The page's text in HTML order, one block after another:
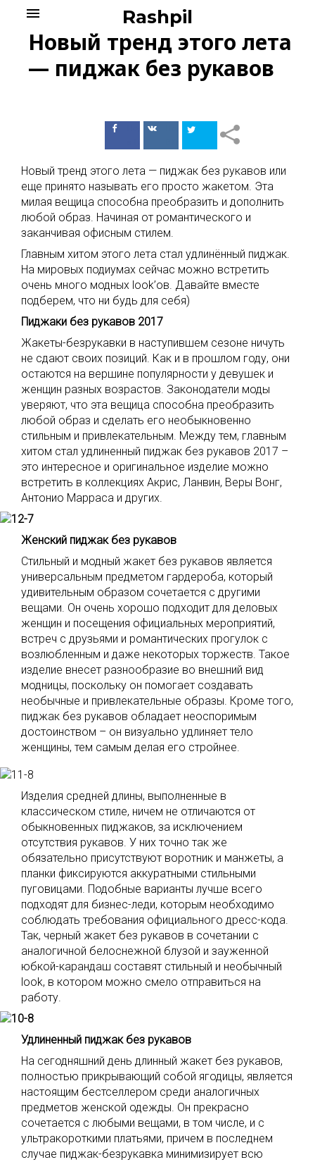
content
Rashpil
menu
Новый тренд этого лета
— пиджак без рукавов
ПоделитьсяПоделиться
Новый тренд этого лета — пиджак без рукавов или
еще принято называть его просто жакетом. Эта
милая вещица способна преобразить и дополнить
любой образ. Начиная от романтического и
заканчивая офисным стилем.
Главным хитом этого лета стал удлинённый пиджак.
На мировых подиумах сейчас можно встретить
очень много модных look’ов. Давайте вместе
подберем, что ни будь для себя)
Пиджаки без рукавов 2017
Жакеты-безрукавки в наступившем сезоне ничуть
не сдают своих позиций. Как и в прошлом году, они
остаются на вершине популярности у девушек и
женщин разных возрастов. Законодатели моды
уверяют, что эта вещица способна преобразить
любой образ и сделать его необыкновенно
стильным и привлекательным. Между тем, главным
хитом стал удлиненный пиджак без рукавов 2017 –
это интересное и оригинальное изделие можно
встретить в коллекциях Акрис, Ланвин, Веры Вонг,
Антонио Марраса и других.
Женский пиджак без рукавов
Стильный и модный жакет без рукавов является
универсальным предметом гардероба, который
удивительным образом сочетается с другими
вещами. Он очень хорошо подходит для деловых
женщин и посещения официальных мероприятий,
встреч с друзьями и романтических прогулок с
возлюбленным и даже некоторых торжеств. Такое
изделие внесет разнообразие во внешний вид
модницы, поскольку он помогает создавать
необычные и привлекательные образы. Кроме того,
пиджак без рукавов обладает неоспоримым
достоинством – он визуально удлиняет тело
женщины, тем самым делая его стройнее.
Изделия средней длины, выполненные в
классическом стиле, ничем не отличаются от
обыкновенных пиджаков, за исключением
отсутствия рукавов. У них точно так же
обязательно присутствуют воротник и манжеты, а
планки фиксируются аккуратными стильными
пуговицами. Подобные варианты лучше всего
подходят для бизнес-леди, которым необходимо
соблюдать требования официального дресс-кода.
Так, черный жакет без рукавов в сочетании с
аналогичной белоснежной блузой и зауженной
юбкой-карандаш составят стильный и необычный
look, в котором можно смело отправиться на
работу.
Удлиненный пиджак без рукавов
На сегодняшний день длинный жакет без рукавов,
полностью прикрывающий собой ягодицы, является
настоящим бестселлером среди аналогичных
предметов женской одежды. Он прекрасно
сочетается с любыми вещами, в том числе, и с
ультракороткими платьями, причем в последнем
случае пиджак-безрукавка минимизирует всю